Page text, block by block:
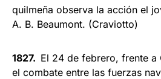
quilmeña observa la acción el
A. B. Beaumont. (Craviotto)
1827. El 24 de febrero, frente a
el combate entre las fuerzas